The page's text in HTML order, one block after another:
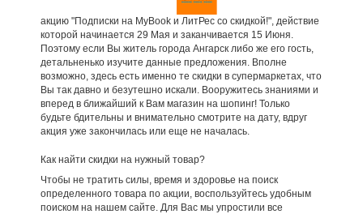
акцию "Подписки на MyBook и ЛитРес со скидкой!", действие
которой начинается 29 Мая и заканчивается 15 Июня.
Поэтому если Вы житель города Ангарск либо же его гость,
детальненько изучите данные предложения. Вполне
возможно, здесь есть именно те скидки в супермаркетах, что
Вы так давно и безутешно искали. Вооружитесь знаниями и
вперед в ближайший к Вам магазин на шопинг! Только
будьте бдительны и внимательно смотрите на дату, вдруг
акция уже закончилась или еще не началась.
Как найти скидки на нужный товар?
Чтобы не тратить силы, время и здоровье на поиск
определенного товара по акции, воспользуйтесь удобным
поиском на нашем сайте. Для Вас мы упростили все